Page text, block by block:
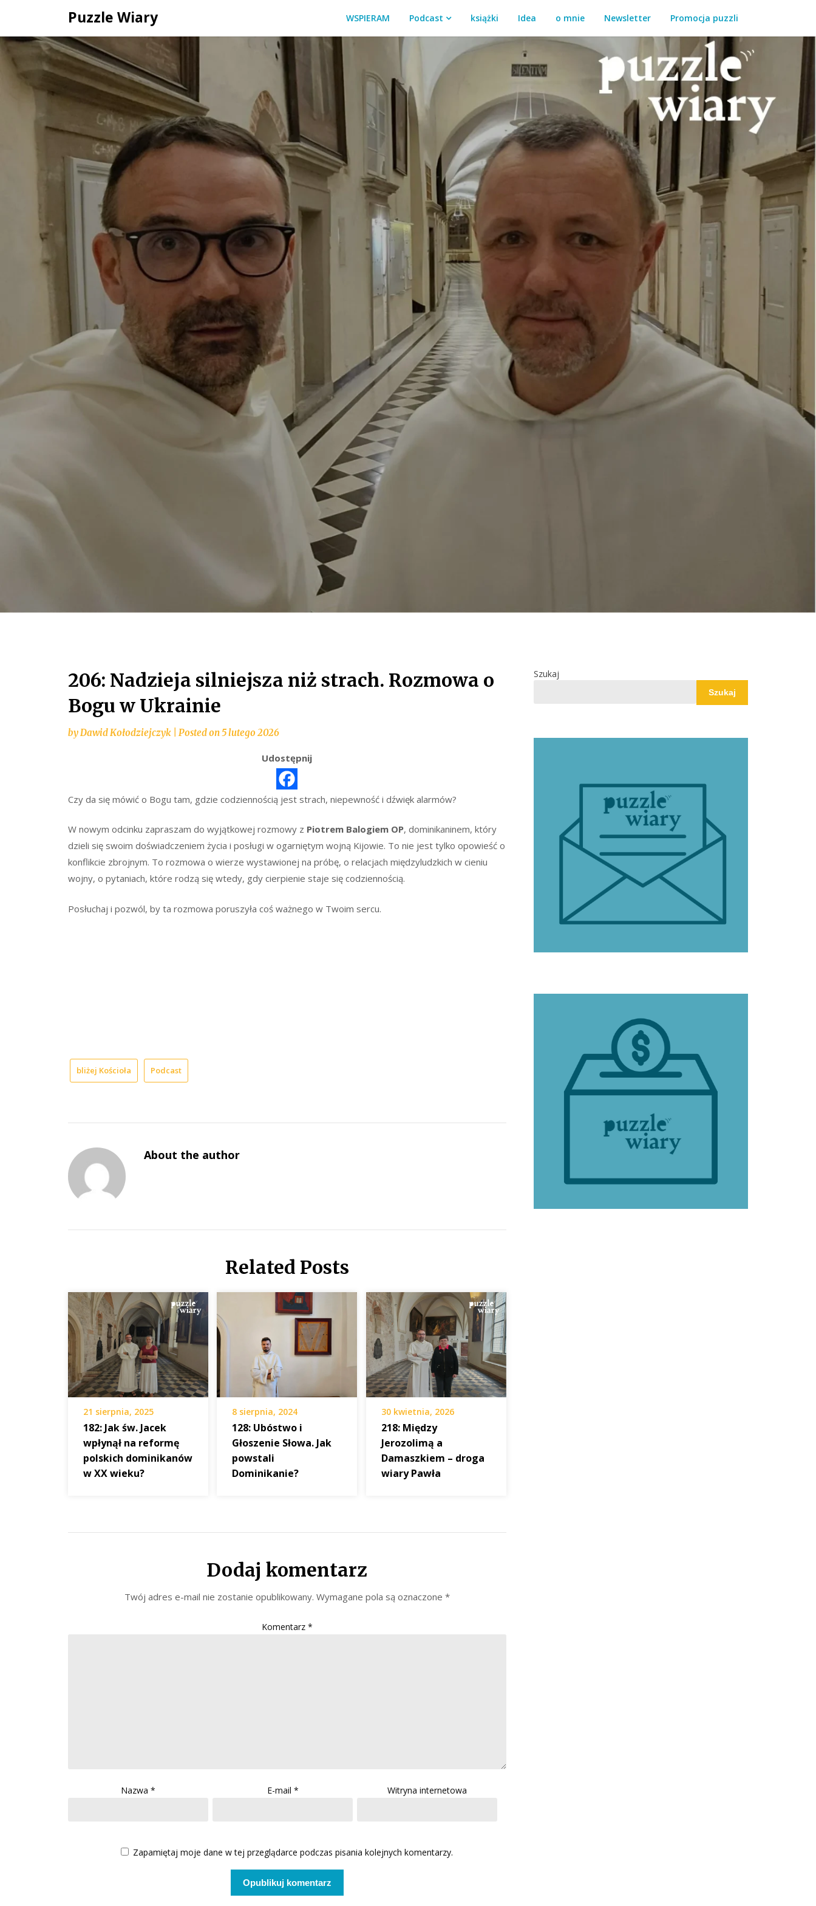
content
Puzzle Wiary WSPIERAM Podcast książki Idea o mnie Newsletter Promocja puzzli
206: Nadzieja silniejsza niż strach. Rozmowa o
Bogu w Ukrainie
byDawid Kołodziejczyk Posted on5 lutego 2026
Udostępnij
Czy da się mówić o Bogu tam, gdzie codziennością jest strach, niepewność i dźwięk alarmów?
W nowym odcinku zapraszam do wyjątkowej rozmowy z Piotrem Balogiem OP, dominikaninem, który
dzieli się swoim doświadczeniem życia i posługi w ogarniętym wojną Kijowie. To nie jest tylko opowieść o
konflikcie zbrojnym. To rozmowa o wierze wystawionej na próbę, o relacjach międzyludzkich w cieniu
wojny, o pytaniach, które rodzą się wtedy, gdy cierpienie staje się codziennością.
Posłuchaj i pozwól, by ta rozmowa poruszyła coś ważnego w Twoim sercu.
bliżej Kościoła Podcast
About the author
Related Posts
21 sierpnia, 2025
182: Jak św. Jacek
wpłynął na reformę
polskich dominikanów
w XX wieku?
8 sierpnia, 2024
128: Ubóstwo i
Głoszenie Słowa. Jak
powstali
Dominikanie?
30 kwietnia, 2026
218: Między
Jerozolimą a
Damaszkiem – droga
wiary Pawła
Dodaj komentarz
Twój adres e-mail nie zostanie opublikowany. Wymagane pola są oznaczone *
Komentarz *
Nazwa * E-mail * Witryna internetowa
Zapamiętaj moje dane w tej przeglądarce podczas pisania kolejnych komentarzy.
Szukaj
Szukaj